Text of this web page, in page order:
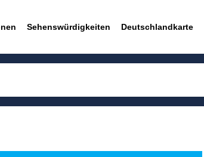
Sehenswürdigkeiten Deutschlandkarte